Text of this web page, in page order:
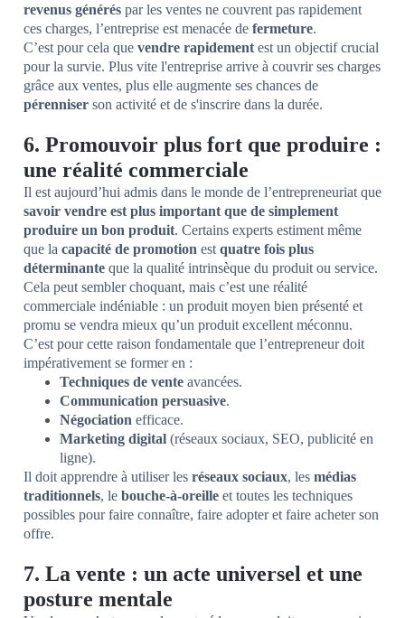
revenus générés par les ventes ne couvrent pas rapidement
ces charges, l’entreprise est menacée de fermeture.
C’est pour cela que vendre rapidement est un objectif crucial
pour la survie. Plus vite l'entreprise arrive à couvrir ses charges
grâce aux ventes, plus elle augmente ses chances de
pérenniser son activité et de s'inscrire dans la durée.
6. Promouvoir plus fort que produire :
une réalité commerciale
Il est aujourd’hui admis dans le monde de l’entrepreneuriat que
savoir vendre est plus important que de simplement
produire un bon produit. Certains experts estiment même
que la capacité de promotion est quatre fois plus
déterminante que la qualité intrinsèque du produit ou service.
Cela peut sembler choquant, mais c’est une réalité
commerciale indéniable : un produit moyen bien présenté et
promu se vendra mieux qu’un produit excellent méconnu.
C’est pour cette raison fondamentale que l’entrepreneur doit
impérativement se former en :
Techniques de vente avancées.
Communication persuasive.
Négociation efficace.
Marketing digital (réseaux sociaux, SEO, publicité en
ligne).
Il doit apprendre à utiliser les réseaux sociaux, les médias
traditionnels, le bouche-à-oreille et toutes les techniques
possibles pour faire connaître, faire adopter et faire acheter son
offre.
7. La vente : un acte universel et une
posture mentale